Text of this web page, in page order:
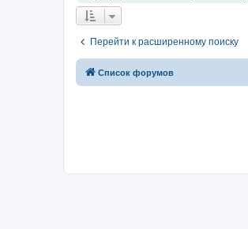
Перейти к расширенному поиску
Список форумов